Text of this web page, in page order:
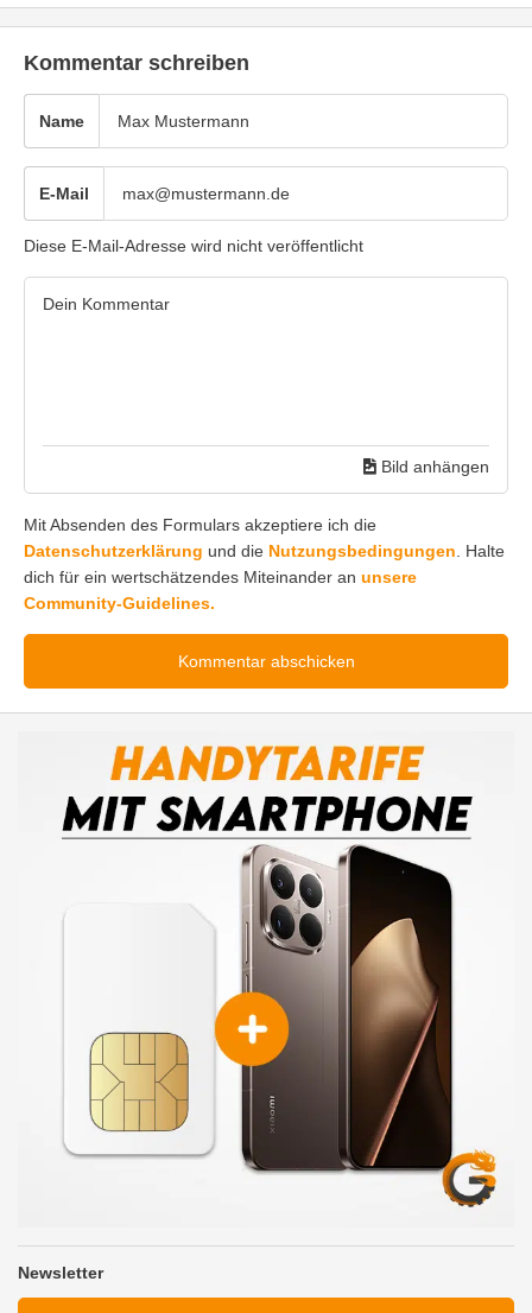
Kommentar schreiben
Name
E-Mail
Diese E-Mail-Adresse wird nicht veröffentlicht
Bild anhängen
Mit Absenden des Formulars akzeptiere ich die
Datenschutzerklärung und die Nutzungsbedingungen . Halte
dich für ein wertschätzendes Miteinander an unsere
Community-Guidelines.
Newsletter